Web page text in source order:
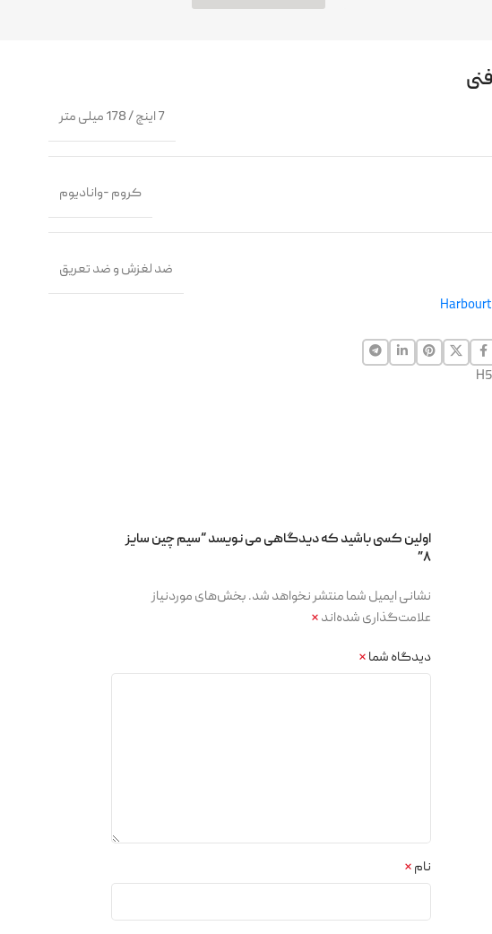
7 اینچ / 178 میلی متر
کروم -وانادیوم
ضد لغزش و ضد تعریق
اولین کسی باشید که دیدگاهی می نویسد “سیم چین سایز
۸”
نشانی ایمیل شما منتشر نخواهد شد.بخش‌های موردنیاز
علامت‌گذاری شده‌اند*
دیدگاه شما*
نام*